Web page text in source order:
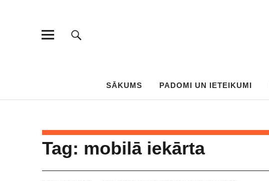
SĀKUMS PADOMI UN IETEIKUMI
Tag: mobilā iekārta